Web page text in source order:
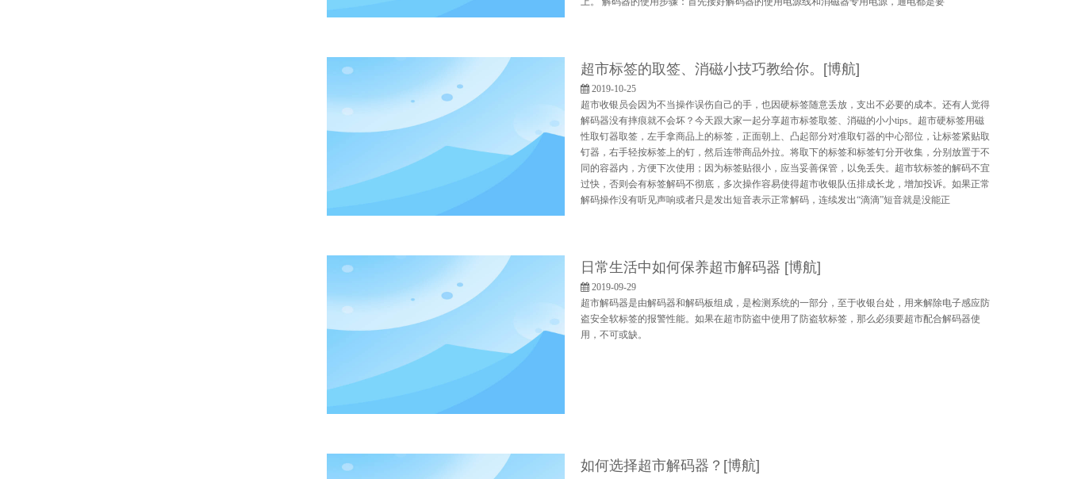
超市标签的取签、消磁小技巧教给你。[博航]
2019-10-25
超市收银员会因为不当操作误伤自己的手，也因硬标签随意丢放，支出不必要的成本。还有人觉得
解码器没有摔痕就不会坏？今天跟大家一起分享超市标签取签、消磁的小小tips。超市硬标签用磁
性取钉器取签，左手拿商品上的标签，正面朝上、凸起部分对准取钉器的中心部位，让标签紧贴取
钉器，右手轻按标签上的钉，然后连带商品外拉。将取下的标签和标签钉分开收集，分别放置于不
同的容器内，方便下次使用；因为标签贴很小，应当妥善保管，以免丢失。超市软标签的解码不宜
过快，否则会有标签解码不彻底，多次操作容易使得超市收银队伍排成长龙，增加投诉。如果正常
解码操作没有听见声响或者只是发出短音表示正常解码，连续发出“滴滴”短音就是没能正
日常生活中如何保养超市解码器 [博航]
2019-09-29
超市解码器是由解码器和解码板组成，是检测系统的一部分，至于收银台处，用来解除电子感应防
盗安全软标签的报警性能。如果在超市防盗中使用了防盗软标签，那么必须要超市配合解码器使
用，不可或缺。
如何选择超市解码器？[博航]